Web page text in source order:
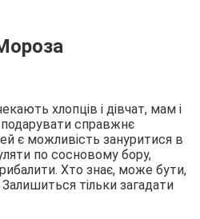
хлопців і дівчат, мам і
подарувати справжнє
є можливість зануритися в
по сосновому бору,
Хто знає, може бути,
тільки загадати